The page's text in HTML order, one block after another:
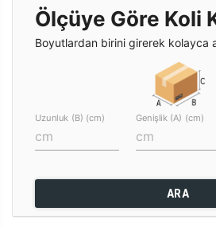
Ölçüye Göre Koli
Boyutlardan birini girerek kolayca
Uzunluk (B) (cm) Genişlik (A) (cm)
ARA